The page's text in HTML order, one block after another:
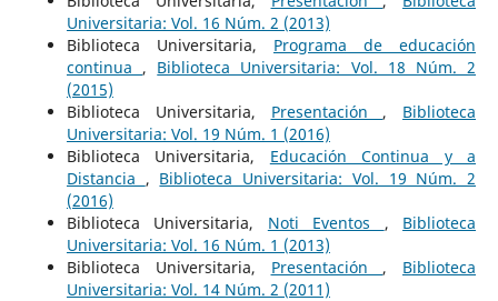
Universitaria: Vol. 16 Núm. 2 (2013)
Biblioteca Universitaria, Programa de educación
continua , Biblioteca Universitaria: Vol. 18 Núm. 2
(2015)
Biblioteca Universitaria, Presentación , Biblioteca
Universitaria: Vol. 19 Núm. 1 (2016)
Biblioteca Universitaria, Educación Continua y a
Distancia , Biblioteca Universitaria: Vol. 19 Núm. 2
(2016)
Biblioteca Universitaria, Noti Eventos , Biblioteca
Universitaria: Vol. 16 Núm. 1 (2013)
Biblioteca Universitaria, Presentación , Biblioteca
Universitaria: Vol. 14 Núm. 2 (2011)